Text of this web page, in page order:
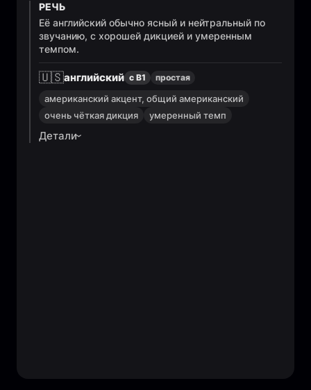
РЕЧЬ
Её английский обычно ясный и нейтральный по
звучанию, с хорошей дикцией и умеренным
темпом.
🇺🇸английский с B1 простая
американский акцент, общий американский
очень чёткая дикция
умеренный темп
Детали